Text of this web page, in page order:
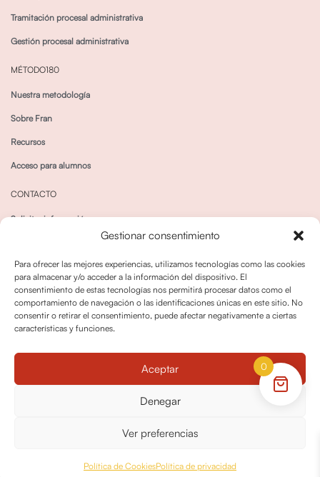
Gestionar consentimiento
Para ofrecer las mejores experiencias, utilizamos tecnologías como las cookies
para almacenar y/o acceder a la información del dispositivo. El
consentimiento de estas tecnologías nos permitirá procesar datos como el
comportamiento de navegación o las identificaciones únicas en este sitio. No
consentir o retirar el consentimiento, puede afectar negativamente a ciertas
características y funciones.
Aceptar
Denegar
Ver preferencias
Política de CookiesPolítica de privacidad
Tramitación procesal administrativa
Gestión procesal administrativa
MÉTODO180
Nuestra metodología
Sobre Fran
Recursos
Acceso para alumnos
CONTACTO
Solicitar información
Política de cookies
Política dedevoluciones y cancelaciones
© OPO180 2026 Todos los derechos reservados
0